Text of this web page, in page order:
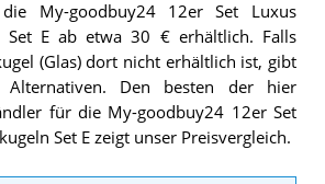
My-goodbuy24 12er Set Luxus
Set E ab etwa 30 € erhältlich. Falls
(Glas) dort nicht erhältlich ist, gibt
Den besten der hier
für die My-goodbuy24 12er Set
Set E zeigt unser Preisvergleich.